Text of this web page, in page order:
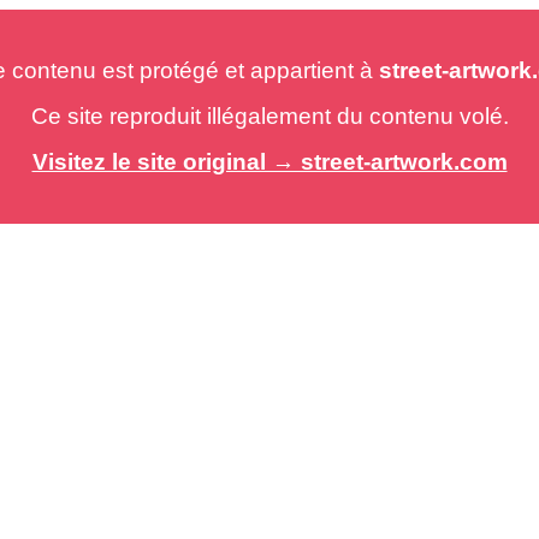
est protégé et appartient à street-
Ce site reproduit illégalement du contenu volé.
Visitez le site original → street-artwork.com